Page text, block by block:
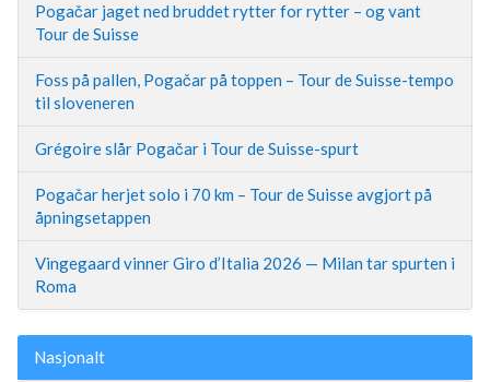
Pogačar jaget ned bruddet rytter for rytter – og vant
Tour de Suisse
Foss på pallen, Pogačar på toppen – Tour de Suisse-tempo
til sloveneren
Grégoire slår Pogačar i Tour de Suisse-spurt
Pogačar herjet solo i 70 km – Tour de Suisse avgjort på
åpningsetappen
Vingegaard vinner Giro d’Italia 2026 — Milan tar spurten i
Roma
Nasjonalt